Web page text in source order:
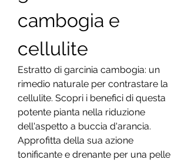
cambogia e
cellulite
Estratto di garcinia cambogia: un
rimedio naturale per contrastare la
cellulite. Scopri i benefici di questa
potente pianta nella riduzione
dell'aspetto a buccia d'arancia.
Approfitta della sua azione
tonificante e drenante per una pelle